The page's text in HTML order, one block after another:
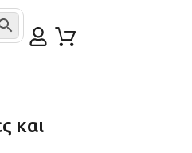
και